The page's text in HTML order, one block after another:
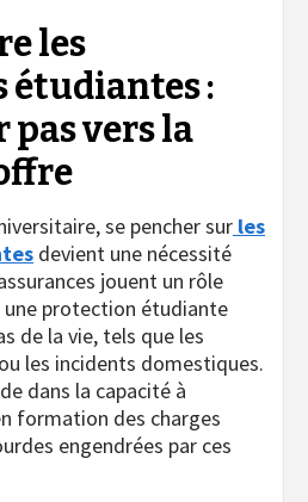
les
étudiantes :
vers la
se pencher sur les
devient une nécessité
jouent un rôle
protection étudiante
de la vie, tels que les
les incidents domestiques.
dans la capacité à
formation des charges
engendrées par ces